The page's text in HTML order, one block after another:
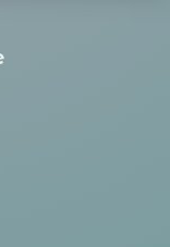
Personnalisez vos
de gérer vos